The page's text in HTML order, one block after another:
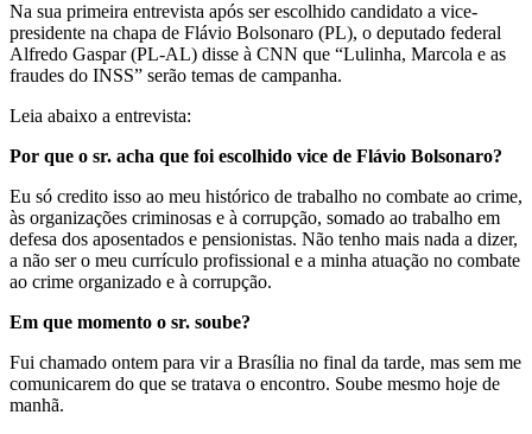
Na sua primeira entrevista após ser escolhido candidato a vice-
presidente na chapa de Flávio Bolsonaro (PL), o deputado federal
Alfredo Gaspar (PL-AL) disse à CNN que “Lulinha, Marcola e as
fraudes do INSS” serão temas de campanha.
Leia abaixo a entrevista:
Por que o sr. acha que foi escolhido vice de Flávio Bolsonaro?
Eu só credito isso ao meu histórico de trabalho no combate ao crime,
às organizações criminosas e à corrupção, somado ao trabalho em
defesa dos aposentados e pensionistas. Não tenho mais nada a dizer,
a não ser o meu currículo profissional e a minha atuação no combate
ao crime organizado e à corrupção.
Em que momento o sr. soube?
Fui chamado ontem para vir a Brasília no final da tarde, mas sem me
comunicarem do que se tratava o encontro. Soube mesmo hoje de
manhã.